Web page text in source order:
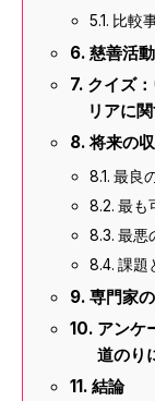
比較
慈善活
クイズ
リアに
将来の
最良
最も
最悪
課題
専門家
アンケ
道のり
結論